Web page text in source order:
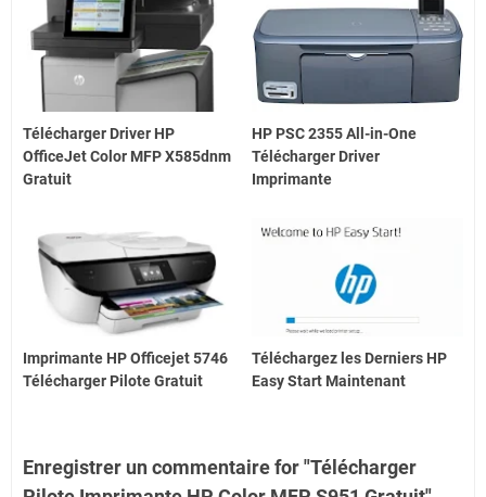
Télécharger Driver HP
OfficeJet Color MFP X585dnm
Gratuit
HP PSC 2355 All-in-One
Télécharger Driver
Imprimante
Imprimante HP Officejet 5746
Télécharger Pilote Gratuit
Téléchargez les Derniers HP
Easy Start Maintenant
Enregistrer un commentaire for "Télécharger